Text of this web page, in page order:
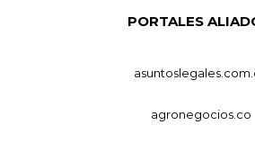
PORTALES
agronegocios.co